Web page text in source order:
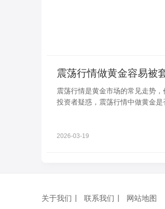
震荡行情做黄金容易被
震荡行情是黄金市场的常见走势
投资者疑惑，震荡行情中做黄金
2026-03-19
关于我们 联系我们 网站地图